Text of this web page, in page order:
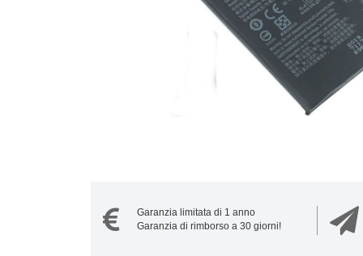
Garanzia limitata di 1 anno
Garanzia di rimborso a 30 giorni!